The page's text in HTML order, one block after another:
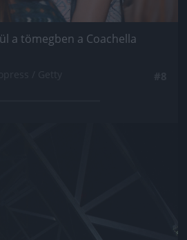
a tömegben a Coachella